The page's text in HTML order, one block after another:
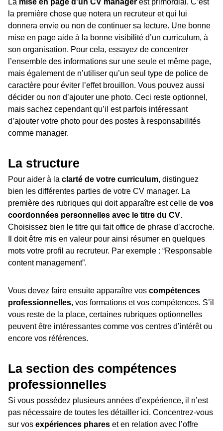
la première chose que notera un recruteur et qui lui
donnera envie ou non de continuer sa lecture. Une bonne
mise en page aide à la bonne visibilité d’un curriculum, à
son organisation. Pour cela, essayez de concentrer
l’ensemble des informations sur une seule et même page,
mais également de n’utiliser qu’un seul type de police de
caractère pour éviter l’effet brouillon. Vous pouvez aussi
décider ou non d’ajouter une photo. Ceci reste optionnel,
mais sachez cependant qu’il est parfois intéressant
d’ajouter votre photo pour des postes à responsabilités
comme manager.
La structure
Pour aider à la clarté de votre curriculum, distinguez
bien les différentes parties de votre CV manager. La
première des rubriques qui doit apparaître est celle de vos
coordonnées personnelles avec le titre du CV.
Choisissez bien le titre qui fait office de phrase d’accroche.
Il doit être mis en valeur pour ainsi résumer en quelques
mots votre profil au recruteur. Par exemple : “Responsable
content management”.
Vous devez faire ensuite apparaître vos compétences
professionnelles, vos formations et vos compétences. S’il
vous reste de la place, certaines rubriques optionnelles
peuvent être intéressantes comme vos centres d’intérêt ou
encore vos références.
La section des compétences
professionnelles
Si vous possédez plusieurs années d’expérience, il n’est
pas nécessaire de toutes les détailler ici. Concentrez-vous
sur vos expériences phares et en relation avec l’offre